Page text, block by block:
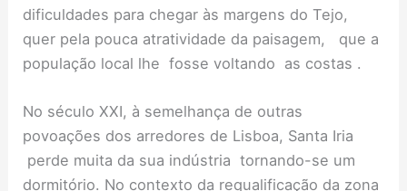
dificuldades para chegar às margens do Tejo,
quer pela pouca atratividade da paisagem, que a
população local lhe fosse voltando as costas .
No século XXI, à semelhança de outras
povoações dos arredores de Lisboa, Santa Iria
perde muita da sua indústria tornando-se um
dormitório. No contexto da requalificação da zona